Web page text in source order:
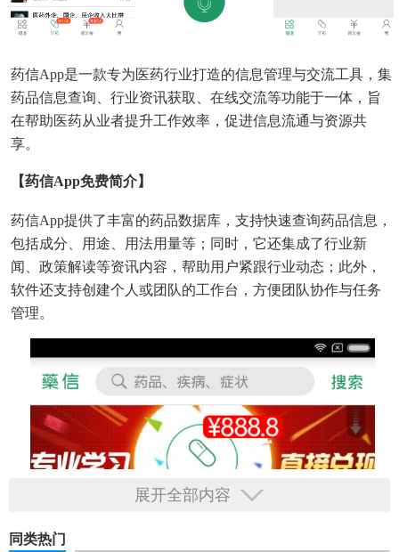
药信App是一款专为医药行业打造的信息管理与交流工具，集
药品信息查询、行业资讯获取、在线交流等功能于一体，旨
在帮助医药从业者提升工作效率，促进信息流通与资源共
享。
【药信app免费简介】
药信App提供了丰富的药品数据库，支持快速查询药品信息，
包括成分、用途、用法用量等；同时，它还集成了行业新
闻、政策解读等资讯内容，帮助用户紧跟行业动态；此外，
软件还支持创建个人或团队的工作台，方便团队协作与任务
管理。
展开全部内容
同类热门